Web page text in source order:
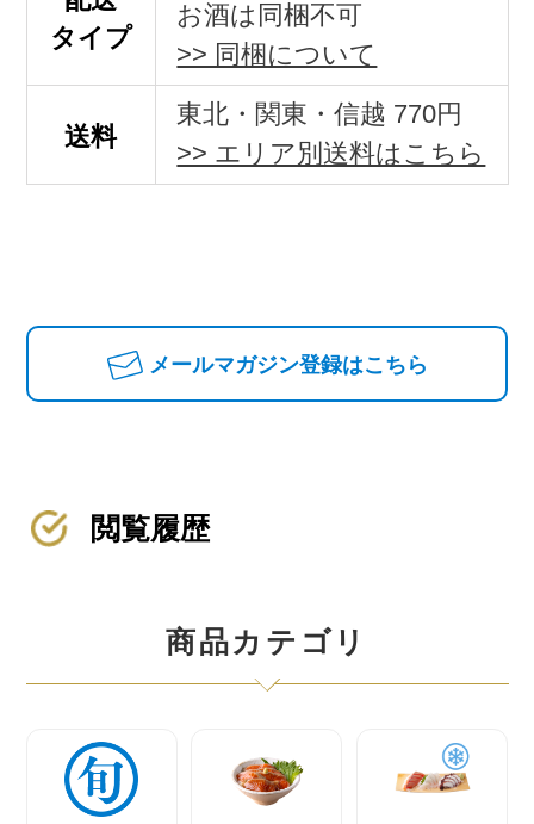
タイプ
お酒は同梱不可
>> 同梱について
送料
東北・関東・信越 770円
>> エリア別送料はこちら
メールマガジン登録はこちら
閲覧履歴
商品カテゴリ